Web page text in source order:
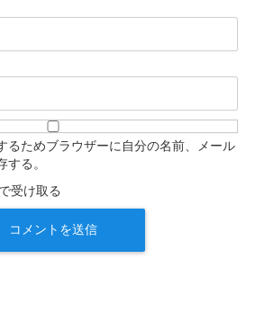
るためブラウザーに自分の名前、メール
る。
受け取る